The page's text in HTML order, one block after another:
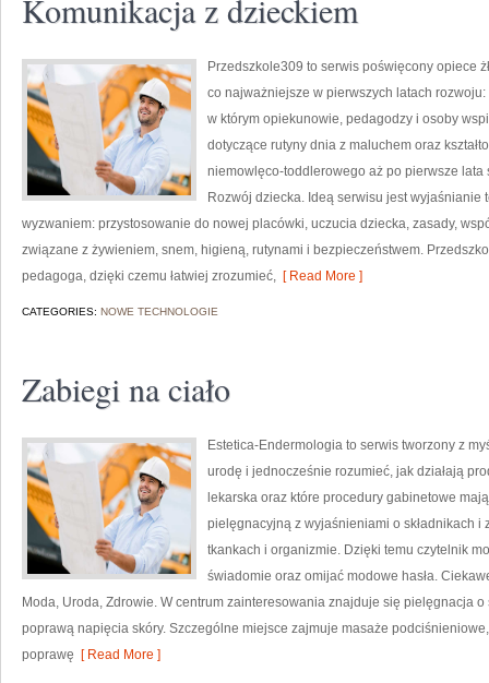
Komunikacja z dzieckiem
Przedszkole309 to serwis poświęcony opiece
co najważniejsze w pierwszych latach
w którym opiekunowie, pedagodzy i osoby
dotyczące rutyny dnia z maluchem oraz
niemowlęco-toddlerowego aż po pierwsze lata
Rozwój dziecka. Ideą serwisu jest wyjaśnianie
wyzwaniem: przystosowanie do nowej placówki, uczucia dziecka, zasady,
związane z żywieniem, snem, higieną, rutynami i bezpieczeństwem.
pedagoga, dzięki czemu łatwiej zrozumieć, [ Read More ]
CATEGORIES: NOWE TECHNOLOGIE
Zabiegi na ciało
Estetica-Endermologia to serwis tworzony z
urodę i jednocześnie rozumieć, jak działają
lekarska oraz które procedury gabinetowe
pielęgnacyjną z wyjaśnieniami o składnikach
tkankach i organizmie. Dzięki temu czytelnik
świadomie oraz omijać modowe hasła.
Moda, Uroda, Zdrowie. W centrum zainteresowania znajduje się pielęgnacja o
poprawą napięcia skóry. Szczególne miejsce zajmuje masaże
poprawę [ Read More ]